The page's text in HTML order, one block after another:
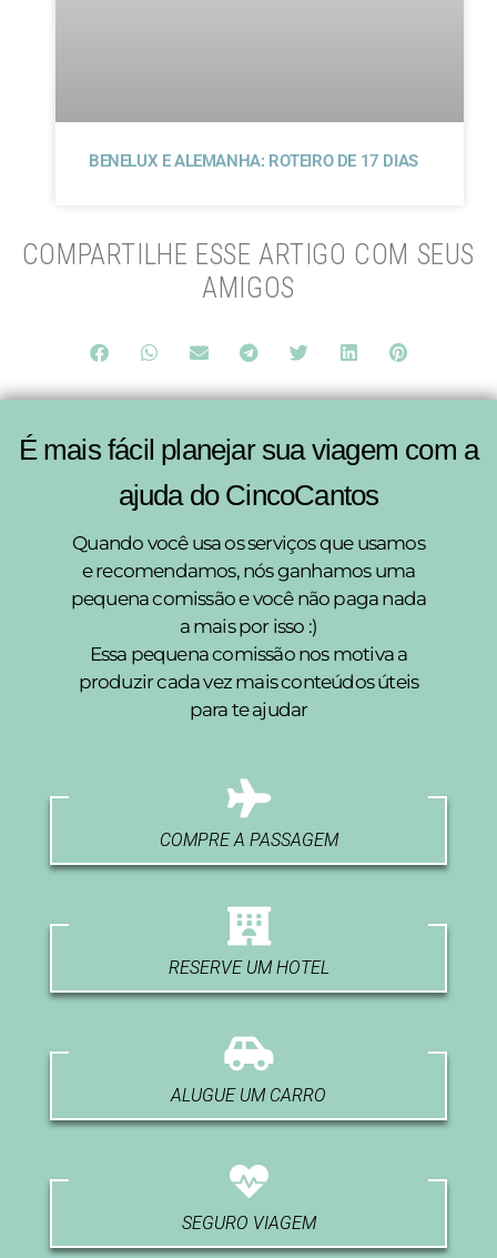
BENELUX E ALEMANHA: ROTEIRO DE 17 DIAS
COMPARTILHE ESSE ARTIGO COM SEUS
AMIGOS
É mais fácil planejar sua viagem com a
ajuda do CincoCantos
Quando você usa os serviços que usamos
e recomendamos, nós ganhamos uma
pequena comissão e você não paga nada
a mais por isso :)
Essa pequena comissão nos motiva a
produzir cada vez mais conteúdos úteis
para te ajudar
COMPRE A PASSAGEM
RESERVE UM HOTEL
ALUGUE UM CARRO
SEGURO VIAGEM